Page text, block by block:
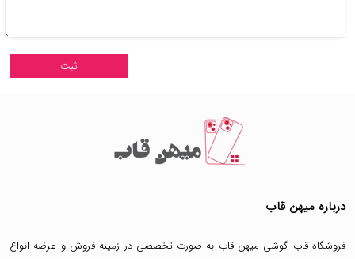
درباره میهن قاب
فروشگاه قاب گوشی میهن قاب به صورت تخصصی در زمینه فروش و عرضه انواع